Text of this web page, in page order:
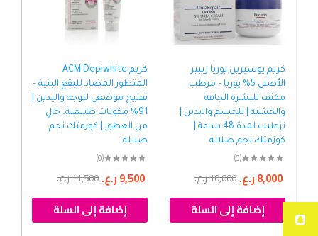
كريم يوسيرين يوريا ريبير
الأصلي 5% يوريا – مرطب
مكثف للبشرة الجافة
والخشنة | للجسم واليدين |
ترطيب لمدة 48 ساعة |
كوزمتك نجم صلاله
(0)
10,000ر.ع. 8,000ر.ع.
إضافة إلى السلة
كريم ACM Depiwhite
المتطور المضاد للبقع البنية –
تفتيح موضعي للوجه واليدين |
91% مكونات طبيعية، خالٍ
من العطور | كوزمتك نجم
صلاله
(0)
11,500ر.ع. 9,500ر.ع.
إضافة إلى السلة